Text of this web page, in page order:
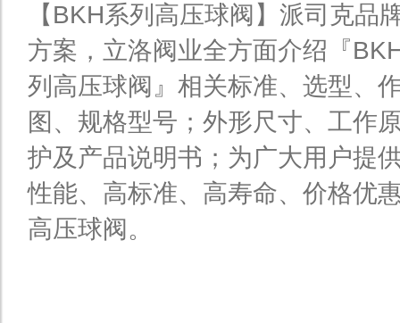
【BKH系列高压球阀】派司克品
方案，立洛阀业全方面介绍『
列高压球阀』相关标准、选型、
图、规格型号；外形尺寸、工作
护及产品说明书；为广大用户提
性能、高标准、高寿命、价格优
高压球阀。